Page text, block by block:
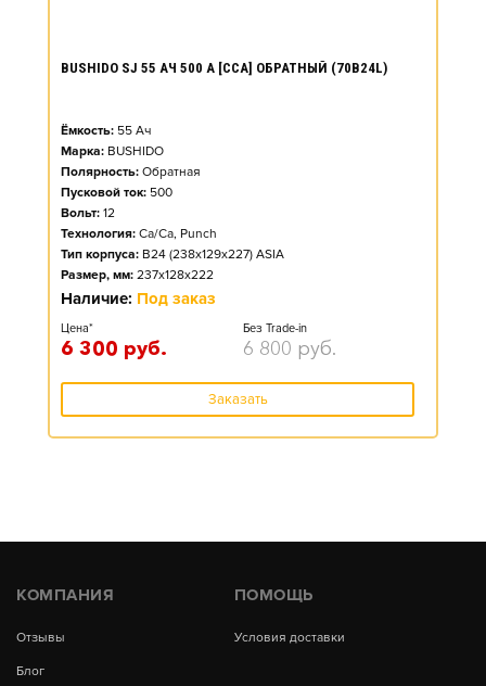
BUSHIDO SJ 55 АЧ 500 А [CCA] ОБРАТНЫЙ (70B24L)
Ёмкость: 55 Ач
Марка: BUSHIDO
Полярность: Обратная
Пусковой ток: 500
Вольт: 12
Технология: Ca/Ca, Punch
Тип корпуса: B24 (238x129x227) ASIA
Размер, мм: 237x128x222
Наличие: Под заказ
Цена*
6 300 руб.
Без Trade-in
6 800 руб.
Заказать
КОМПАНИЯ
Отзывы
Блог
ПОМОЩЬ
Условия доставки